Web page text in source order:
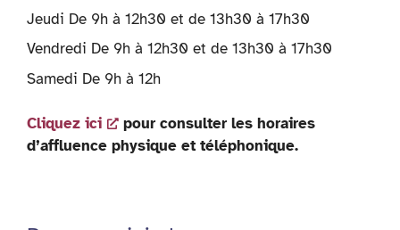
Jeudi De 9h à 12h30 et de 13h30 à 17h30
Vendredi De 9h à 12h30 et de 13h30 à 17h30
Samedi De 9h à 12h
Cliquez ici
pour consulter les horaires
d’affluence physique et téléphonique.